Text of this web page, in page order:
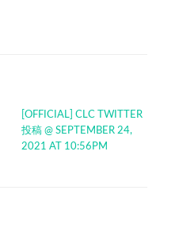
[OFFICIAL] CLC TWITTER
投稿 @ SEPTEMBER 24,
2021 AT 10:56PM